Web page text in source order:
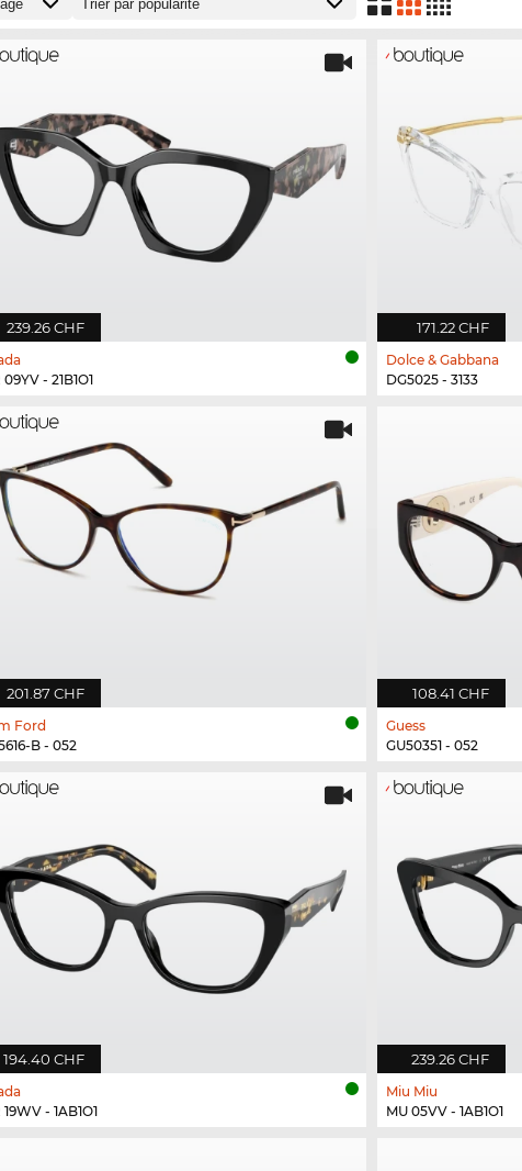
239.26 CHF
09YV - 21B1O1
171.22 CHF
Dolce & Gabbana
DG5025 - 3133
201.87 CHF
Ford
B - 052
108.41 CHF
Guess
GU50351 - 052
194.40 CHF
19WV - 1AB1O1
239.26 CHF
Miu Miu
MU 05VV - 1AB1O1